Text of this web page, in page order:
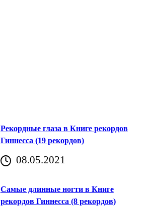
Рекордные глаза в Книге рекордов
Гиннесса (19 рекордов)
08.05.2021
Самые длинные ногти в Книге
рекордов Гиннесса (8 рекордов)